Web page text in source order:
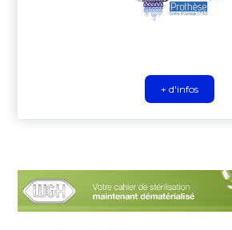
+ d'infos